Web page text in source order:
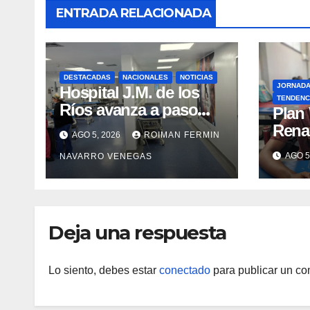
ENTRADA RELACIONADA
DESTACADAS NACIONALES NOTICIAS
Hospital J.M. de los
Ríos avanza a paso
firme en su
recuperación tras los
recientes eventos
sísmicos
AGO 5, 2026 ROIMAN FERMIN
NAVARRO VENEGAS
​Plan
AGO
Deja una respuesta
Lo siento, debes estar conectado para publicar un